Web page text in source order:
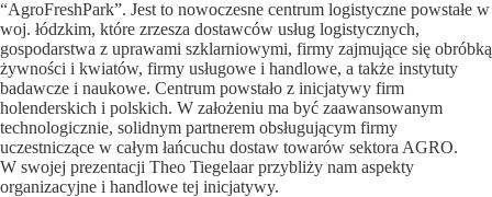
“AgroFreshPark”. Jest to nowoczesne centrum logistyczne powstałe w
woj. łódzkim, które zrzesza dostawców usług logistycznych,
gospodarstwa z uprawami szklarniowymi, firmy zajmujące się obróbką
żywności i kwiatów, firmy usługowe i handlowe, a także instytuty
badawcze i naukowe. Centrum powstało z inicjatywy firm
holenderskich i polskich. W założeniu ma być zaawansowanym
technologicznie, solidnym partnerem obsługującym firmy
uczestniczące w całym łańcuchu dostaw towarów sektora AGRO.
W swojej prezentacji Theo Tiegelaar przybliży nam aspekty
organizacyjne i handlowe tej inicjatywy.